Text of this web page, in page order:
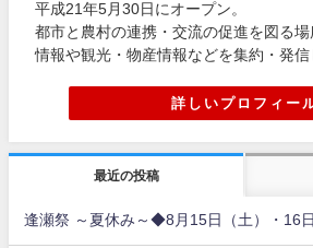
平成21年5月30日にオープン。
都市と農村の連携・交流の促進を図る
情報や観光・物産情報などを集約・発信
詳しいプロフィー
最近の投稿
逢瀬祭 ～夏休み～◆8月15日（土）・16日